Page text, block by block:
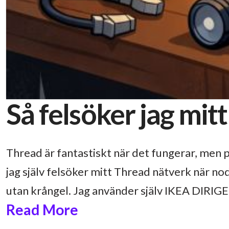
Så felsöker jag
Thread är fantastiskt när det fungerar, men
jag själv felsöker mitt Thread nätverk när
utan krångel. Jag använder själv IKEA
Read More